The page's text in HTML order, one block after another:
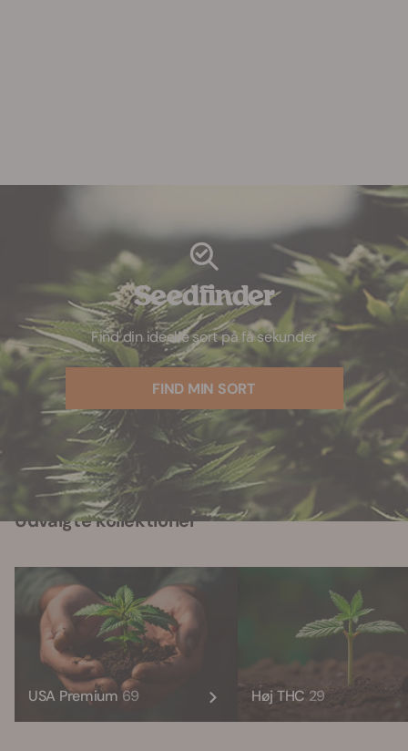
Seedfinder
Find din ideelle sort på få sekunder
FIND MIN SORT
Udvalgte kollektioner
USA Premium 69 Høj THC 29